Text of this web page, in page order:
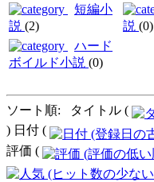
短編小
説 (2)
説 (0)
ハード
ボイルド小説 (0)
ソート順: タイトル (
) 日付 (
評価 (